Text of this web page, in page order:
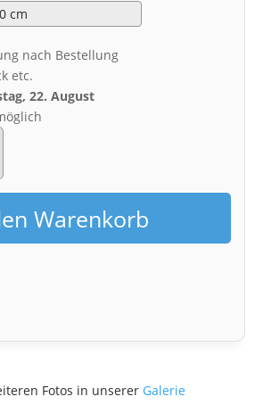
nach Bestellung
etc.
22. August
Warenkorb
Fotos in unserer Galerie